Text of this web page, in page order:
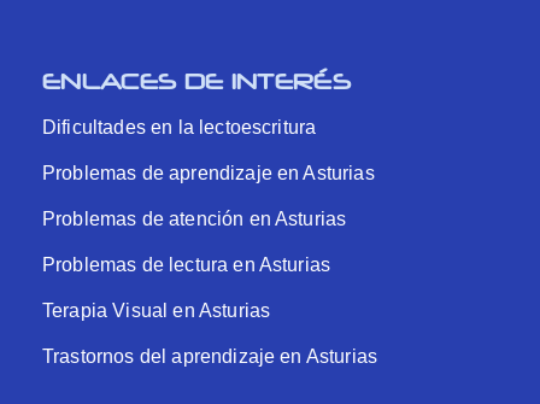
ENLACES DE INTERÉS
Dificultades en la lectoescritura
Problemas de aprendizaje en Asturias
Problemas de atención en Asturias
Problemas de lectura en Asturias
Terapia Visual en Asturias
Trastornos del aprendizaje en Asturias